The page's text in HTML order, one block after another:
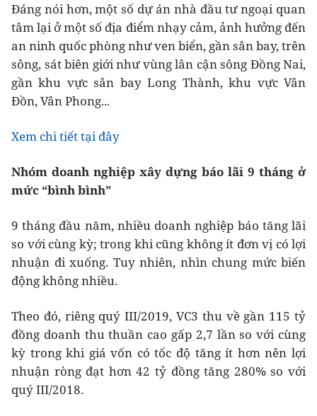
Đáng nói hơn, một số dự án nhà đầu tư ngoại quan
tâm lại ở một số địa điểm nhạy cảm, ảnh hưởng đến
an ninh quốc phòng như ven biển, gần sân bay, trên
sông, sát biên giới như vùng lân cận sông Đồng Nai,
gần khu vực sân bay Long Thành, khu vực Vân
Đồn, Vân Phong...
Xem chi tiết tại đây
Nhóm doanh nghiệp xây dựng báo lãi 9 tháng ở
mức “bình bình”
9 tháng đầu năm, nhiều doanh nghiệp báo tăng lãi
so với cùng kỳ; trong khi cũng không ít đơn vị có lợi
nhuận đi xuống. Tuy nhiên, nhìn chung mức biến
động không nhiều.
Theo đó, riêng quý III/2019, VC3 thu về gần 115 tỷ
đồng doanh thu thuần cao gấp 2,7 lần so với cùng
kỳ trong khi giá vốn có tốc độ tăng ít hơn nên lợi
nhuận ròng đạt hơn 42 tỷ đồng tăng 280% so với
quý III/2018.